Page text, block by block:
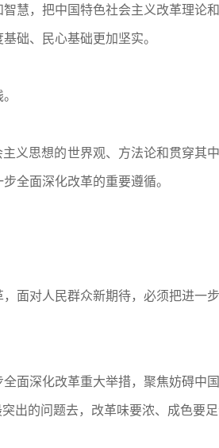
慧，把中国特色社会主义改革理论
础、民心基础更加坚实。
义思想的世界观、方法论和贯穿其
全面深化改革的重要遵循。
面对人民群众新期待，必须把进一
面深化改革重大举措，聚焦妨碍中
出的问题去，改革味要浓、成色要足